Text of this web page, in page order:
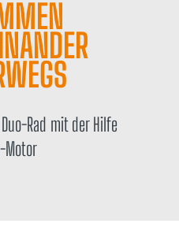
Rad mit der Hilfe
Motor